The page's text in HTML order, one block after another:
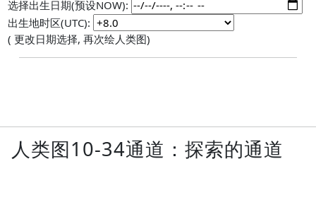
选择出生日期(预设NOW):
出生地时区(UTC):
( 更改日期选择, 再次绘人类图)
人类图10-34通道：探索的通道